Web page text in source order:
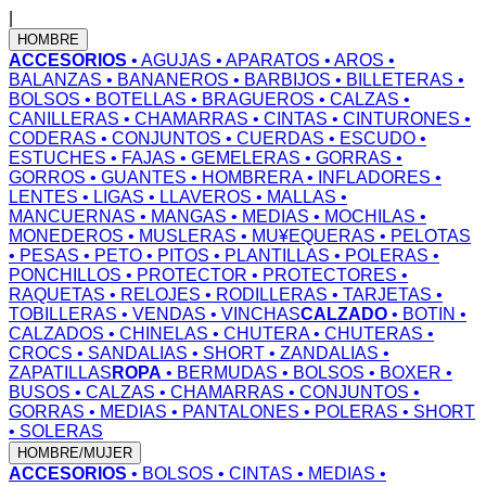
HOMBRE
ACCESORIOS • AGUJAS • APARATOS • AROS •
BALANZAS • BANANEROS • BARBIJOS • BILLETERAS •
BOLSOS • BOTELLAS • BRAGUEROS • CALZAS •
CANILLERAS • CHAMARRAS • CINTAS • CINTURONES •
CODERAS • CONJUNTOS • CUERDAS • ESCUDO •
ESTUCHES • FAJAS • GEMELERAS • GORRAS •
GORROS • GUANTES • HOMBRERA• INFLADORES •
LENTES • LIGAS • LLAVEROS • MALLAS •
MANCUERNAS • MANGAS • MEDIAS • MOCHILAS •
MONEDEROS • MUSLERAS • MU¥EQUERAS • PELOTAS
• PESAS • PETO • PITOS • PLANTILLAS • POLERAS •
PONCHILLOS • PROTECTOR • PROTECTORES •
RAQUETAS • RELOJES • RODILLERAS • TARJETAS •
TOBILLERAS • VENDAS • VINCHASCALZADO • BOTIN •
CALZADOS • CHINELAS • CHUTERA• CHUTERAS •
CROCS • SANDALIAS • SHORT • ZANDALIAS •
ZAPATILLAS ROPA • BERMUDAS • BOLSOS • BOXER •
BUSOS • CALZAS • CHAMARRAS • CONJUNTOS •
GORRAS • MEDIAS • PANTALONES • POLERAS • SHORT
• SOLERAS
HOMBRE/MUJER
ACCESORIOS • BOLSOS • CINTAS • MEDIAS •